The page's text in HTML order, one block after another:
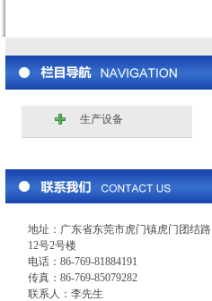
地址：广东省东莞市虎门镇虎门团结路
12号2号楼
电话：86-769-81884191
传真：86-769-85079282
联系人：李先生
生产设备